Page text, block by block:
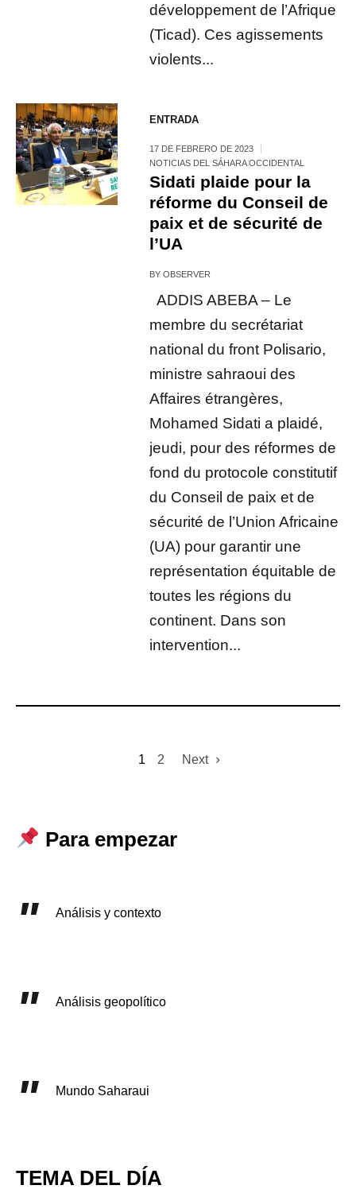
développement de l’Afrique
(Ticad). Ces agissements
violents...
ENTRADA
17 DE FEBRERO DE 2023
NOTICIAS DEL SÁHARA OCCIDENTAL
Sidati plaide pour la
réforme du Conseil de
paix et de sécurité de
l’UA
BYOBSERVER
ADDIS ABEBA – Le
membre du secrétariat
national du front Polisario,
ministre sahraoui des
Affaires étrangères,
Mohamed Sidati a plaidé,
jeudi, pour des réformes de
fond du protocole constitutif
du Conseil de paix et de
sécurité de l’Union Africaine
(UA) pour garantir une
représentation équitable de
toutes les régions du
continent. Dans son
intervention...
1 2 Next
Para empezar
Análisis y contexto
Análisis geopolítico
Mundo Saharaui
TEMA DEL DÍA